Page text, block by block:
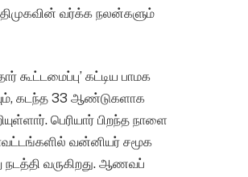
வர்க்க நலன்களும்
கூட்டமைப்பு’ கட்டிய பாமக
கடந்த 33 ஆண்டுகளாக
பெரியார் பிறந்த நாளை
வன்னியர் சமூக
வருகிறது. ஆணவப்